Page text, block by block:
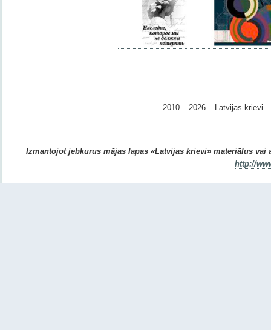
2010 – 2026 – Latvijas krievi –
Izmantojot jebkurus mājas lapas «Latvijas krievi» materiālus
http://